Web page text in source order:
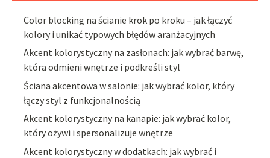
Color blocking na ścianie krok po kroku – jak łączyć
kolory i unikać typowych błędów aranżacyjnych
Akcent kolorystyczny na zasłonach: jak wybrać barwę,
która odmieni wnętrze i podkreśli styl
Ściana akcentowa w salonie: jak wybrać kolor, który
łączy styl z funkcjonalnością
Akcent kolorystyczny na kanapie: jak wybrać kolor,
który ożywi i spersonalizuje wnętrze
Akcent kolorystyczny w dodatkach: jak wybrać i